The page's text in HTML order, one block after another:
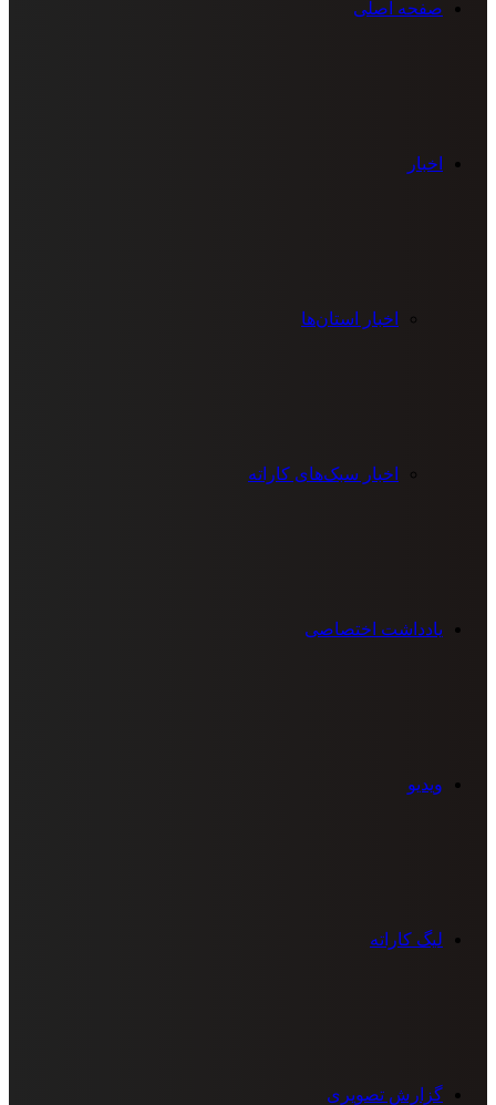
صفحه اصلی
اخبار
اخبار استان‌ها
اخبار سبک‌های کاراته
یادداشت اختصاصی
ویدیو
لیگ کاراته
گزارش تصویری